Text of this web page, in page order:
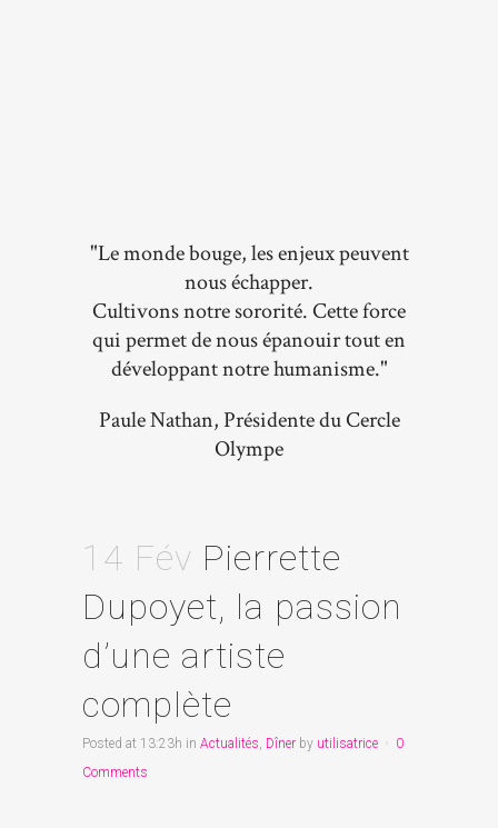
"Le monde bouge, les enjeux peuvent
nous échapper.
Cultivons notre sororité. Cette force
qui permet de nous épanouir tout en
développant notre humanisme."
Paule Nathan, Présidente du Cercle
Olympe
14 Fév Pierrette
Dupoyet, la passion
d’une artiste
complète
Posted at 13:23h in Actualités, Dîner by utilisatrice
0
Comments